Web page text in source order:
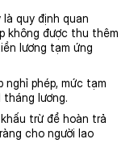
là quy định quan
không được thu thêm
lương tạm ứng
nghỉ phép, mức tạm
lương.
trừ để hoàn trả
cho người lao